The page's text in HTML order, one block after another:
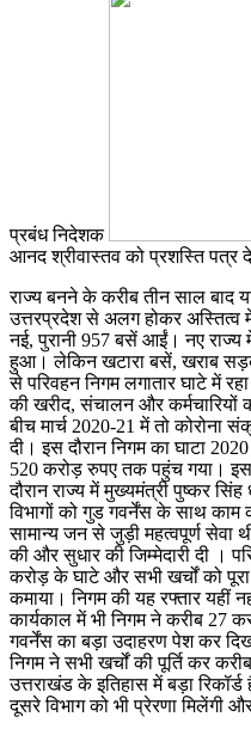
प्रबंध निदेशक
आनद श्रीवास्तव को प्रशस्ति पत्र
राज्य बनने के करीब तीन साल बाद
उत्तरप्रदेश से अलग होकर
नई, पुरानी 957 बसें आईं। नए
हुआ। लेकिन खटारा बसें, खराब
से परिवहन निगम लगातार घाटे में
की खरीद, संचालन और
बीच मार्च 2020-21 में तो
दी। इस दौरान निगम का घाटा
520 करोड़ रुपए तक पहुंच गया।
दौरान राज्य में मुख्यमंत्री पुष्कर
विभागों को गुड गवर्नेंस के साथ काम
सामान्य जन से जुड़ी महत्वपूर्ण सेवा
की और सुधार की जिम्मेदारी दी ।
करोड़ के घाटे और सभी खर्चों को
कमाया। निगम की यह रफ्तार यहीं
कार्यकाल में भी निगम ने करीब 27
गवर्नेंस का बड़ा उदाहरण पेश कर
निगम ने सभी खर्चों की पूर्ति कर
उत्तराखंड के इतिहास में बड़ा
दूसरे विभाग को भी प्रेरणा मिलेंगी